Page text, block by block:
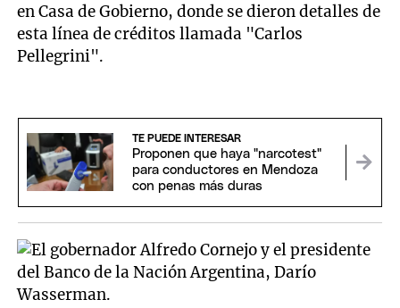
en Casa de Gobierno, donde se dieron detalles de
esta línea de créditos llamada "Carlos
Pellegrini".
TE PUEDE INTERESAR
Proponen que haya "narcotest"
para conductores en Mendoza
con penas más duras